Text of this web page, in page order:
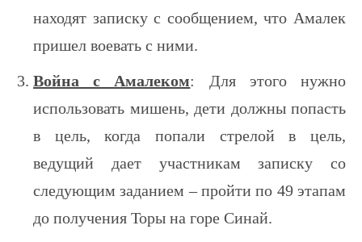
находят записку с сообщением, что Амалек
пришел воевать с ними.
Война с Амалеком: Для этого нужно
использовать мишень, дети должны попасть
в цель, когда попали стрелой в цель,
ведущий дает участникам записку со
следующим заданием – пройти по 49 этапам
до получения Торы на горе Синай.